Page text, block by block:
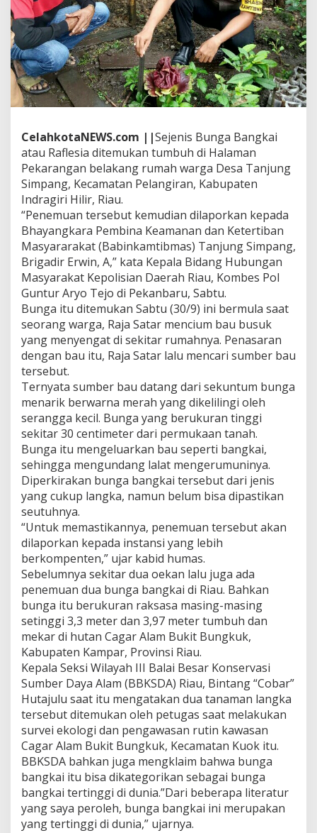
k
T
e
r
n
y
a
t
a
n
g
a
B
g
k
a
i
CelahkotaNEWS.com ||Sejenis Bunga Bangkai
atau Raflesia ditemukan tumbuh di Halaman
Pekarangan belakang rumah warga Desa Tanjung
Simpang, Kecamatan Pelangiran, Kabupaten
Indragiri Hilir, Riau.
“Penemuan tersebut kemudian dilaporkan kepada
Bhayangkara Pembina Keamanan dan Ketertiban
Masyararakat (Babinkamtibmas) Tanjung Simpang,
Brigadir Erwin, A,” kata Kepala Bidang Hubungan
Masyarakat Kepolisian Daerah Riau, Kombes Pol
Guntur Aryo Tejo di Pekanbaru, Sabtu.
Bunga itu ditemukan Sabtu (30/9) ini bermula saat
seorang warga, Raja Satar mencium bau busuk
yang menyengat di sekitar rumahnya. Penasaran
dengan bau itu, Raja Satar lalu mencari sumber bau
tersebut.
Ternyata sumber bau datang dari sekuntum bunga
menarik berwarna merah yang dikelilingi oleh
serangga kecil. Bunga yang berukuran tinggi
sekitar 30 centimeter dari permukaan tanah.
Bunga itu mengeluarkan bau seperti bangkai,
sehingga mengundang lalat mengerumuninya.
Diperkirakan bunga bangkai tersebut dari jenis
yang cukup langka, namun belum bisa dipastikan
seutuhnya.
“Untuk memastikannya, penemuan tersebut akan
dilaporkan kepada instansi yang lebih
berkompenten,” ujar kabid humas.
Sebelumnya sekitar dua oekan lalu juga ada
penemuan dua bunga bangkai di Riau. Bahkan
bunga itu berukuran raksasa masing-masing
setinggi 3,3 meter dan 3,97 meter tumbuh dan
mekar di hutan Cagar Alam Bukit Bungkuk,
Kabupaten Kampar, Provinsi Riau.
Kepala Seksi Wilayah III Balai Besar Konservasi
Sumber Daya Alam (BBKSDA) Riau, Bintang “Cobar”
Hutajulu saat itu mengatakan dua tanaman langka
tersebut ditemukan oleh petugas saat melakukan
survei ekologi dan pengawasan rutin kawasan
Cagar Alam Bukit Bungkuk, Kecamatan Kuok itu.
BBKSDA bahkan juga mengklaim bahwa bunga
bangkai itu bisa dikategorikan sebagai bunga
bangkai tertinggi di dunia.”Dari beberapa literatur
yang saya peroleh, bunga bangkai ini merupakan
yang tertinggi di dunia,” ujarnya.